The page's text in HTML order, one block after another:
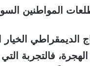
المواطنين
الديمقراطي
فالتجربة